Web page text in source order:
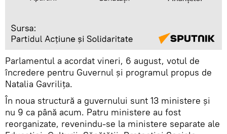
Parlamentul a acordat vineri, 6 august, votul de
încredere pentru Guvernul și programul propus de
Natalia Gavrilița.
În noua structură a guvernului sunt 13 ministere și
nu 9 ca până acum. Patru ministere au fost
reorganizate, revenindu-se la ministere separate ale